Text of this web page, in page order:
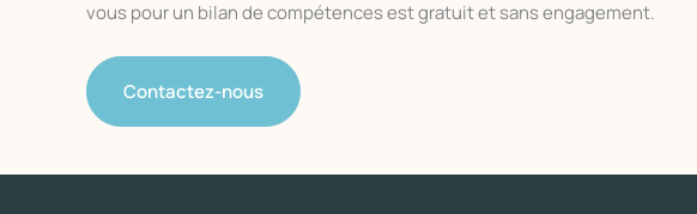
vous pour un bilan de compétences est gratuit et sans engagement.
Contactez-nous